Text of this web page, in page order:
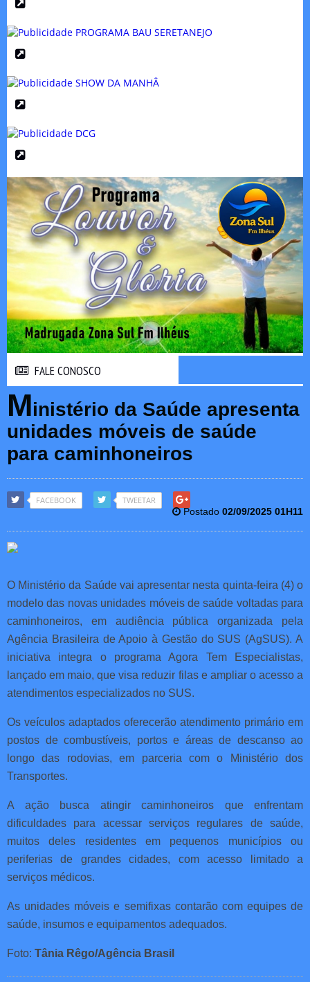
FALE CONOSCO
Ministério da Saúde apresenta
unidades móveis de saúde
para caminhoneiros
FACEBOOK TWEETAR
Postado 02/09/2025 01H11
O Ministério da Saúde vai apresentar nesta quinta-feira (4) o
modelo das novas unidades móveis de saúde voltadas para
caminhoneiros, em audiência pública organizada pela
Agência Brasileira de Apoio à Gestão do SUS (AgSUS). A
iniciativa integra o programa Agora Tem Especialistas,
lançado em maio, que visa reduzir filas e ampliar o acesso a
atendimentos especializados no SUS.
Os veículos adaptados oferecerão atendimento primário em
postos de combustíveis, portos e áreas de descanso ao
longo das rodovias, em parceria com o Ministério dos
Transportes.
A ação busca atingir caminhoneiros que enfrentam
dificuldades para acessar serviços regulares de saúde,
muitos deles residentes em pequenos municípios ou
periferias de grandes cidades, com acesso limitado a
serviços médicos.
As unidades móveis e semifixas contarão com equipes de
saúde, insumos e equipamentos adequados.
Foto: Tânia Rêgo/Agência Brasil